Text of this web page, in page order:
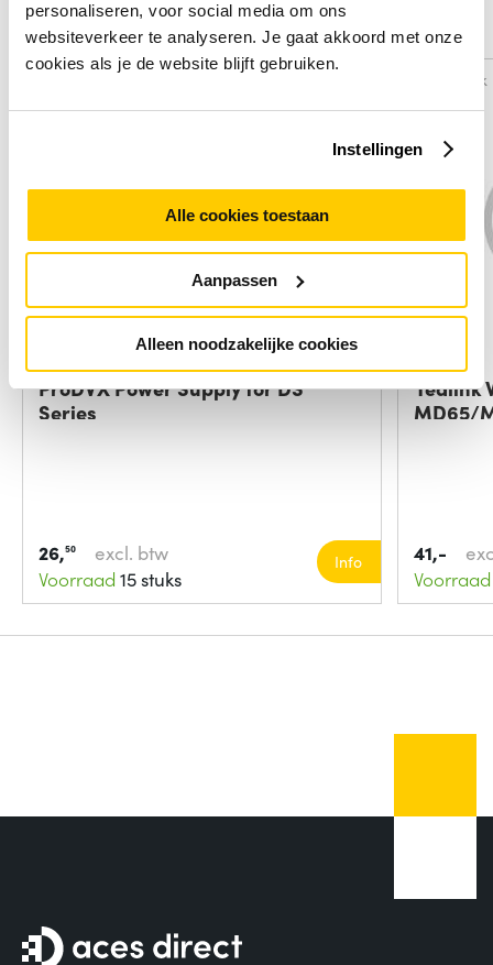
personaliseren, voor social media om ons
websiteverkeer te analyseren. Je gaat akkoord met onze
cookies als je de website blijft gebruiken.
Instellingen
Alle cookies toestaan
Aanpassen
Alleen noodzakelijke cookies
Alternatieven
ProDVX Power Supply for DS
Series
26,50
excl. btw
Voorraad 15 stuks
Info
Vergelijk
Yealink
MD65/
41,-
Voorraad